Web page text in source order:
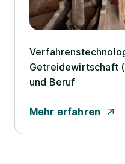
Getreidewirtschaft
und Beruf
Mehr erfahren